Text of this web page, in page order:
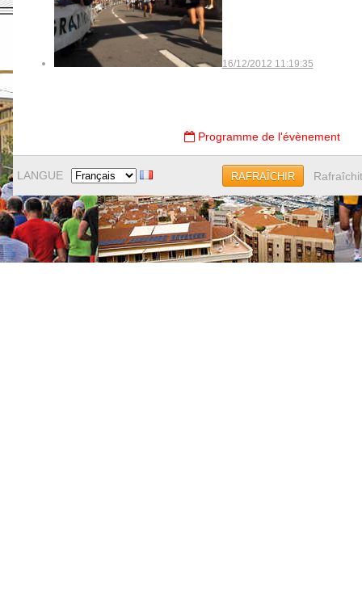
16/12/2012 11:19:35
Programme de l'évènement
LANGUE RAFRAÎCHIR